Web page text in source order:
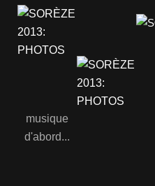
musique
d'abord...